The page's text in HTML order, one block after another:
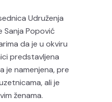
Udruženja
Sanja Popović
da je u okviru
predstavljena
je namenjena, pre
ali je
ženama.